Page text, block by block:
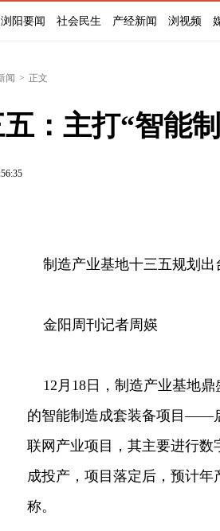
浏阳要闻 社会民生 产经新闻 浏视频
闻 > 正文
：主打“智能
制造产业基地十三五规划出
金阳周刊记者周媖
12月18日，制造产业基地鼎
的智能制造成套装备项目——
联网产业项目，其主要进行数
成投产，项目落定后，预计年
称。